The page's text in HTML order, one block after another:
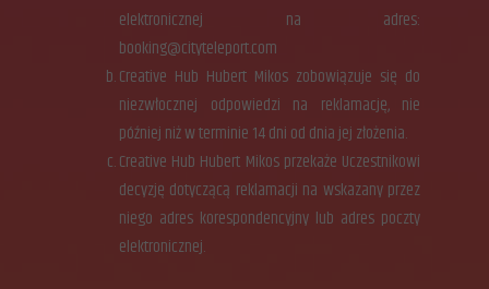
elektronicznej na adres:
booking@cityteleport.com
Creative Hub Hubert Mikos zobowiązuje się do
niezwłocznej odpowiedzi na reklamację, nie
później niż w terminie 14 dni od dnia jej złożenia.
Creative Hub Hubert Mikos przekaże Uczestnikowi
decyzję dotyczącą reklamacji na wskazany przez
niego adres korespondencyjny lub adres poczty
elektronicznej.